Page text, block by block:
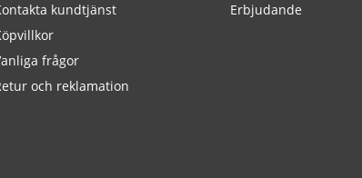
kundtjänst
frågor
och reklamation
Erbjudande